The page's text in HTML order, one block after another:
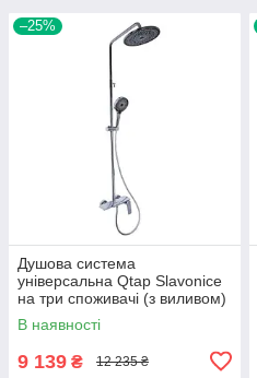
–25%
Душова система
універсальна Qtap Slavonice
на три споживачі (з виливом)
QTSLA111CRM45904 Chrome
В наявності
9 139 ₴ 12 235 ₴